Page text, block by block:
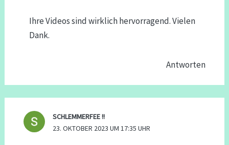
Ihre Videos sind wirklich hervorragend. Vielen
Dank.
Antworten
SCHLEMMERFEE !!
23. OKTOBER 2023 UM 17:35 UHR